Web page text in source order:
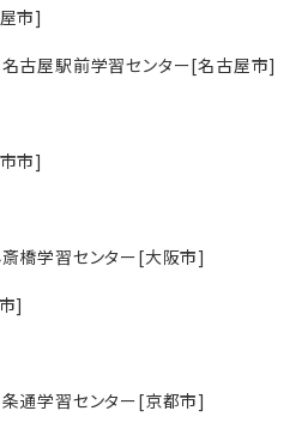
市]
古屋駅前学習センター[名古屋市]
市]
橋学習センター[大阪市]
]
通学習センター[京都市]